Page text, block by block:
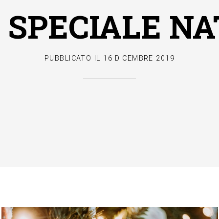
SPECIALE
PUBBLICATO IL 16 DICEMBRE 2019